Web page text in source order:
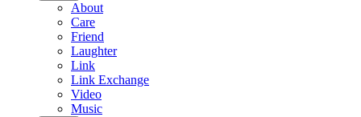
About
Care
Friend
Laughter
Link
Link Exchange
Video
Music